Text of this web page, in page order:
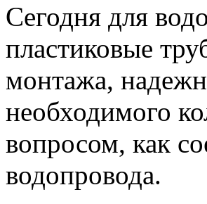
Сегодня для
пластиковые
монтажа,
необходимого
вопросом, как
водопровода.